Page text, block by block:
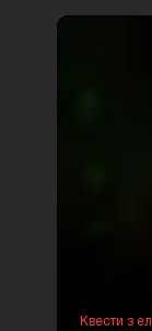
Квести з